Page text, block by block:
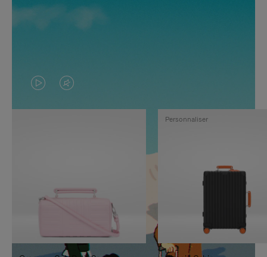
LA
VIDÉO
PAUSE,
APPUYEZ
SUR
LE
SON
DÉSACTIVÉ.
VEUILLEZ
Personnaliser